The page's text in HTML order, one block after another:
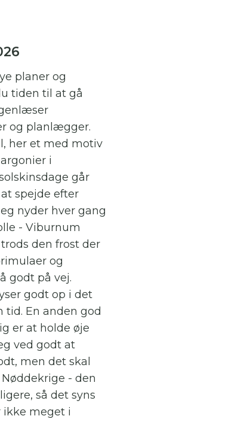
planer og
tiden til at gå
og planlægger.
her et med motiv
i
går
spejde efter
nyder hver gang
- Viburnum
den frost der
og
godt på vej.
godt op i det
tid. En anden god
er at holde øje
ved godt at
men det skal
- den
så det syns
ikke meget i